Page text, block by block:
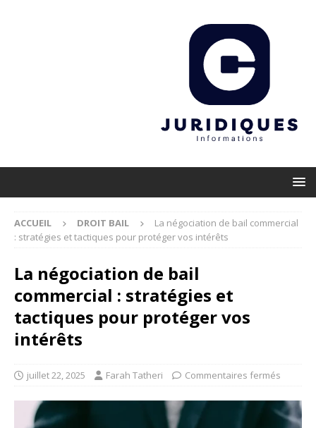
ACCUEIL DROIT BAIL
La négociation de bail commercial
: stratégies et tactiques pour protéger vos intérêts
La négociation de bail
commercial : stratégies et
tactiques pour protéger vos
intérêts
juillet 22, 2025 Farah Tatheri Commentaires fermés